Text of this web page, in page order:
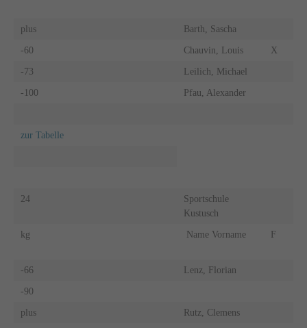
plus Barth, Sascha
-60 Chauvin, Louis X
-73 Leilich, Michael
-100 Pfau, Alexander
zur Tabelle
24
Sportschule
Kustusch
kg Name Vorname F
-66 Lenz, Florian
-90
plus Rutz, Clemens